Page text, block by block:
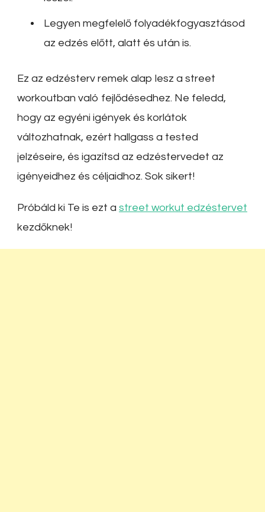
Legyen megfelelő folyadékfogyasztásod
az edzés előtt, alatt és után is.
Ez az edzésterv remek alap lesz a street
workoutban való fejlődésedhez. Ne feledd,
hogy az egyéni igények és korlátok
változhatnak, ezért hallgass a tested
jelzéseire, és igazítsd az edzéstervedet az
igényeidhez és céljaidhoz. Sok sikert!
Próbáld ki Te is ezt a street workut edzéstervet
kezdőknek!